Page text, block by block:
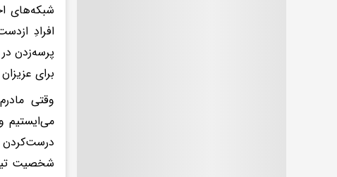
شبکه‌های
افرادِ
پرسه‌زدن
برای
وقتی
می‌ایستیم
درست‌کردن